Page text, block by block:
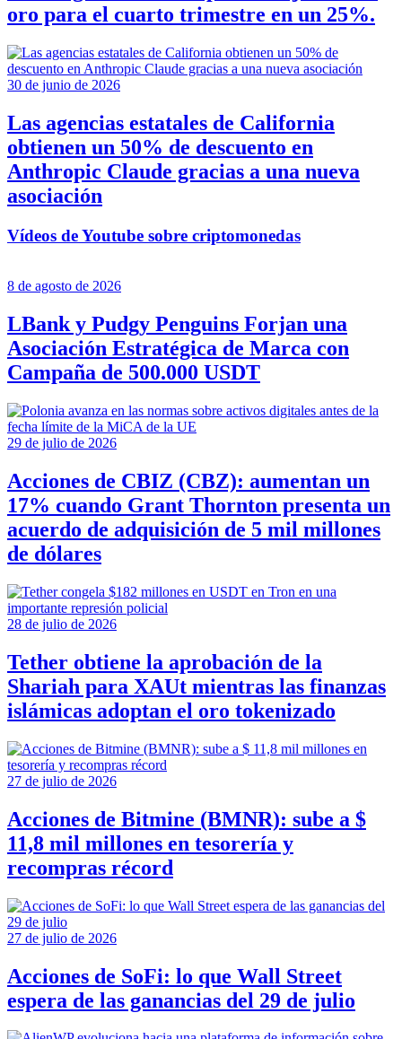
oro para el cuarto trimestre en un 25%.
30 de junio de 2026
Las agencias estatales de California
obtienen un 50% de descuento en
Anthropic Claude gracias a una nueva
asociación
Vídeos de Youtube sobre criptomonedas
8 de agosto de 2026
LBank y Pudgy Penguins Forjan una
Asociación Estratégica de Marca con
Campaña de 500.000 USDT
29 de julio de 2026
Acciones de CBIZ (CBZ): aumentan un
17% cuando Grant Thornton presenta un
acuerdo de adquisición de 5 mil millones
de dólares
28 de julio de 2026
Tether obtiene la aprobación de la
Shariah para XAUt mientras las finanzas
islámicas adoptan el oro tokenizado
27 de julio de 2026
Acciones de Bitmine (BMNR): sube a $
11,8 mil millones en tesorería y
recompras récord
27 de julio de 2026
Acciones de SoFi: lo que Wall Street
espera de las ganancias del 29 de julio